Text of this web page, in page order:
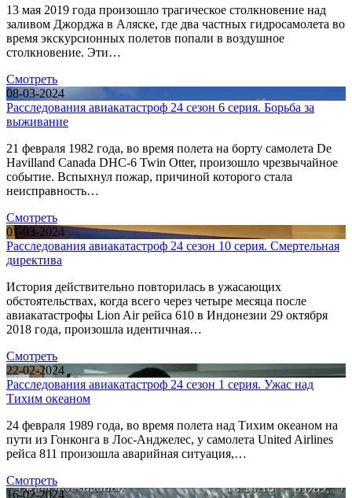
13 мая 2019 года произошло трагическое столкновение над
заливом Джорджа в Аляске, где два частных гидросамолета во
время экскурсионных полетов попали в воздушное
столкновение. Эти…
Смотреть
08-03-2024
Расследования авиакатастроф 24 сезон 6 серия. Борьба за
выживание
21 февраля 1982 года, во время полета на борту самолета De
Havilland Canada DHC-6 Twin Otter, произошло чрезвычайное
событие. Вспыхнул пожар, причиной которого стала
неисправность…
Смотреть
01-03-2024
Расследования авиакатастроф 24 сезон 10 серия. Смертельная
директива
История действительно повторилась в ужасающих
обстоятельствах, когда всего через четыре месяца после
авиакатастрофы Lion Air рейса 610 в Индонезии 29 октября
2018 года, произошла идентичная…
Смотреть
22-02-2024
Расследования авиакатастроф 24 сезон 1 серия. Ужас над
Тихим океаном
24 февраля 1989 года, во время полета над Тихим океаном на
пути из Гонконга в Лос-Анджелес, у самолета United Airlines
рейса 811 произошла аварийная ситуация,…
Смотреть
16-02-2024